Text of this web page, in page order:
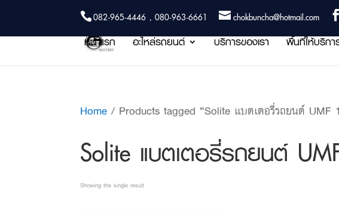
082-965-4446 , 080-963-6661
chokbuncha@hotmail.com
หน้าแรก อะไหล่รถยนต์ บริการของเรา พื้นที่ให้บริกา
Home / Products tagged “Solite แบตเตอรี่รถยนต์ UMF
Solite แบตเตอรี่รถยนต์
Showing the single result